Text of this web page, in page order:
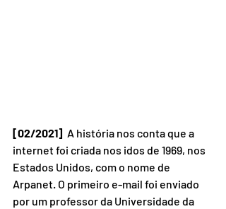
[02/2021]
  A história nos conta que a
internet foi criada nos idos de 1969, nos
Estados Unidos, com o nome de
Arpanet. O primeiro e-mail foi enviado
por um professor da Universidade da